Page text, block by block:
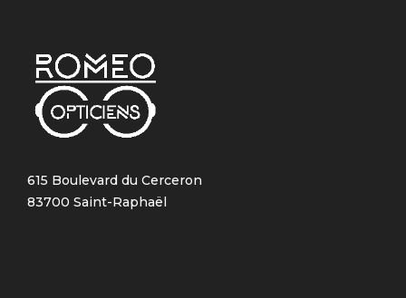
615 Boulevard du Cerceron
83700 Saint-Raphaël